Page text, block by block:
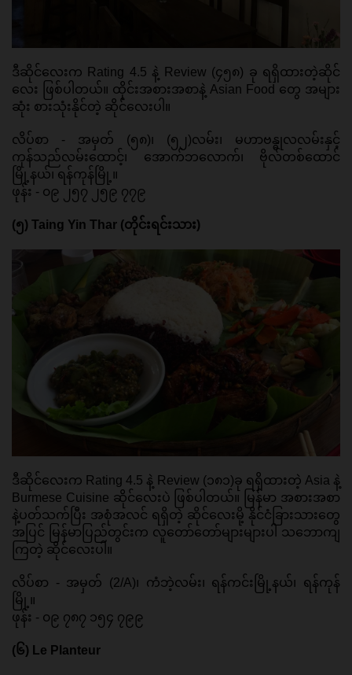
ဒီဆိုင်လေးက Rating 4.5 နဲ့ Review (၄၅၈) ခု ရရှိထားတဲ့ဆိုင်
လေး ဖြစ်ပါတယ်။ ထိုင်းအစားအစာနဲ့ Asian Food တွေ အများ
ဆုံး စားသုံးနိုင်တဲ့ ဆိုင်လေးပါ။
လိပ်စာ - အမှတ် (၅၈)၊ (၅၂)လမ်း၊ မဟာဗန္ဓုလလမ်းနှင့်
ကုန်သည်လမ်းထောင့်၊ အောက်ဘလောက်၊ ဗိုလ်တစ်ထောင်
မြို့နယ်၊ ရန်ကုန်မြို့။
ဖုန်း - ၀၉ ၂၅၇ ၂၅၉ ၇၇၉
(၅) Taing Yin Thar (တိုင်းရင်းသား)
ဒီဆိုင်လေးက Rating 4.5 နဲ့ Review (၁၈၁)ခု ရရှိထားတဲ့ Asia နဲ့
Burmese Cuisine ဆိုင်လေးပဲ ဖြစ်ပါတယ်။ မြန်မာ အစားအစာ
နဲ့ပတ်သက်ပြီး အစုံအလင် ရရှိတဲ့ ဆိုင်လေးမို့ နိုင်ငံခြားသားတွေ
အပြင် မြန်မာပြည်တွင်းက လူတော်တော်များများပါ သဘောကျ
ကြတဲ့ ဆိုင်လေးပါ။
လိပ်စာ - အမှတ် (2/A)၊ ကံဘဲ့လမ်း၊ ရန်ကင်းမြို့နယ်၊ ရန်ကုန်
မြို့။
ဖုန်း - ၀၉ ၇၈၇ ၁၅၄ ၇၉၉
(၆) Le Planteur